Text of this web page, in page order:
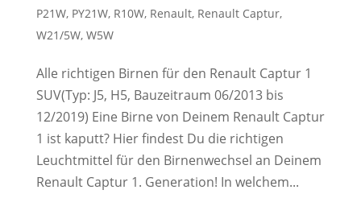
P21W, PY21W, R10W, Renault, Renault Captur,
W21/5W, W5W
Alle richtigen Birnen für den Renault Captur 1
SUV(Typ: J5, H5, Bauzeitraum 06/2013 bis
12/2019) Eine Birne von Deinem Renault Captur
1 ist kaputt? Hier findest Du die richtigen
Leuchtmittel für den Birnenwechsel an Deinem
Renault Captur 1. Generation! In welchem...